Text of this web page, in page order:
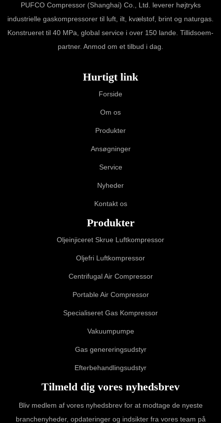
PUFCO Compressor (Shanghai) Co., Ltd. leverer højtryks
industrielle gaskompressorer til luft, ilt, kvælstof, brint og naturgas.
Konstrueret til 40 MPa, global service i over 150 lande. Tillidsoem-
partner. Anmod om et tilbud i dag.
Hurtigt link
Forside
Om os
Produkter
Ansøgninger
Service
Nyheder
Kontakt os
Produkter
Oljeinjiceret Skrue Luftkompressor
Oljefri Luftkompressor
Centrifugal Air Compressor
Portable Air Compressor
Specialiseret Gas Kompressor
Vakuumpumpe
Gas genereringsudstyr
Efterbehandlingsudstyr
Tilmeld dig vores nyhedsbrev
Bliv medlem af vores nyhedsbrev for at modtage de nyeste
branchenyheder, opdateringer og indsikter fra vores team på